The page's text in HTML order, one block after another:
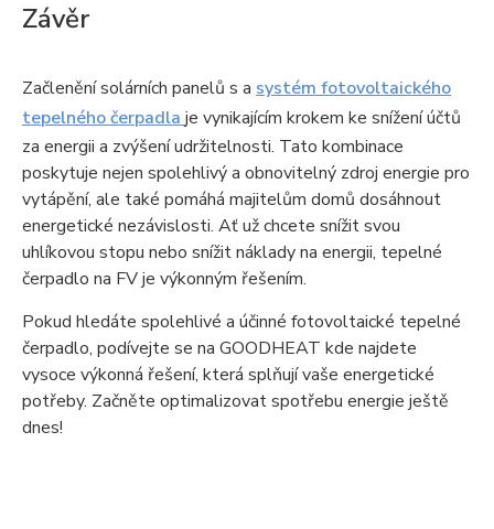
Závěr
Začlenění solárních panelů s a systém fotovoltaického
tepelného čerpadla je vynikajícím krokem ke snížení účtů
za energii a zvýšení udržitelnosti. Tato kombinace
poskytuje nejen spolehlivý a obnovitelný zdroj energie pro
vytápění, ale také pomáhá majitelům domů dosáhnout
energetické nezávislosti. Ať už chcete snížit svou
uhlíkovou stopu nebo snížit náklady na energii, tepelné
čerpadlo na FV je výkonným řešením.
Pokud hledáte spolehlivé a účinné fotovoltaické tepelné
čerpadlo, podívejte se na GOODHEAT kde najdete
vysoce výkonná řešení, která splňují vaše energetické
potřeby. Začněte optimalizovat spotřebu energie ještě
dnes!